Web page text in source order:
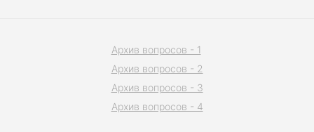
Архив вопросов - 1
Архив вопросов - 2
Архив вопросов - 3
Архив вопросов - 4